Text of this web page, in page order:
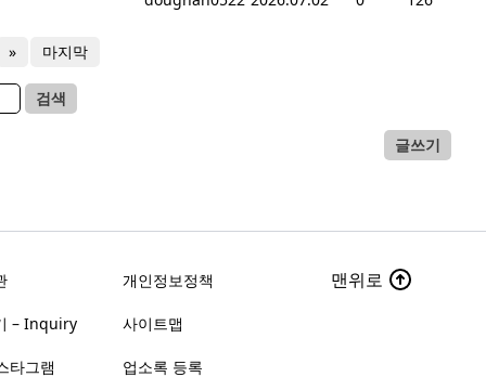
» 마지막
검색
글쓰기
개인정보정책
– Inquiry 사이트맵
타그램 업소록 등록
맨위로